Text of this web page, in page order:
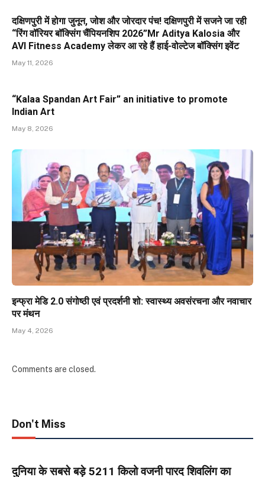
दक्षिणपुरी में होगा जुनून, जोश और जोरदार पंच! दक्षिणपुरी में सजने जा रही
“रिंग वॉरियर बॉक्सिंग चैंपियनशिप 2026”Mr Aditya Kalosia और
AVI Fitness Academy लेकर आ रहे हैं हाई-वोल्टेज बॉक्सिंग इवेंट
May 11, 2026
“Kalaa Spandan Art Fair” an initiative to promote
Indian Art
May 8, 2026
इन्फ्रा मेडि 2.0 संगोष्ठी एवं प्रदर्शनी शो: स्वास्थ्य अवसंरचना और नवाचार
पर मंथन
May 4, 2026
Comments are closed.
Don't Miss
दुनिया के सबसे बड़े 5211 किलो वजनी पारद शिवलिंग का